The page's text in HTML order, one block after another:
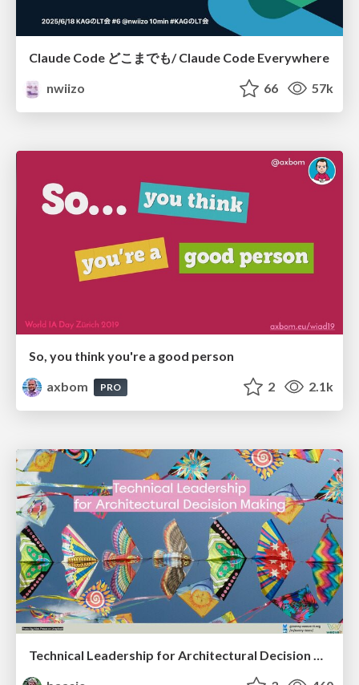
Claude Code どこまでも/ Claude Code Everywhere
nwiizo
66 57k
So, you think you're a good person
axbom
PRO 2 2.1k